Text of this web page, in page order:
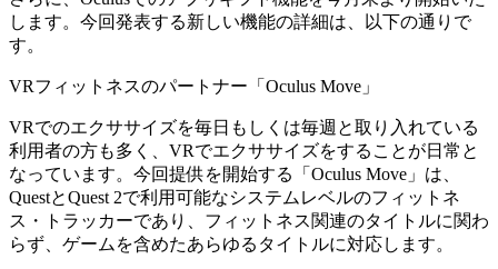
します。今回発表する新しい機能の詳細は、以下の通りで
す。
VRフィットネスのパートナー「Oculus Move」
VRでのエクササイズを毎日もしくは毎週と取り入れている
利用者の方も多く、VRでエクササイズをすることが日常と
なっています。今回提供を開始する「Oculus Move」は、
QuestとQuest 2で利用可能なシステムレベルのフィットネ
ス・トラッカーであり、フィットネス関連のタイトルに関わ
らず、ゲームを含めたあらゆるタイトルに対応します。